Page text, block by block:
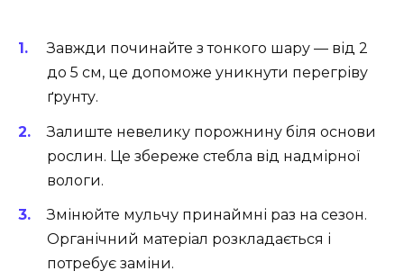
Завжди починайте з тонкого шару — від 2
до 5 см, це допоможе уникнути перегріву
ґрунту.
Залиште невелику порожнину біля основи
рослин. Це збереже стебла від надмірної
вологи.
Змінюйте мульчу принаймні раз на сезон.
Органічний матеріал розкладається і
потребує заміни.